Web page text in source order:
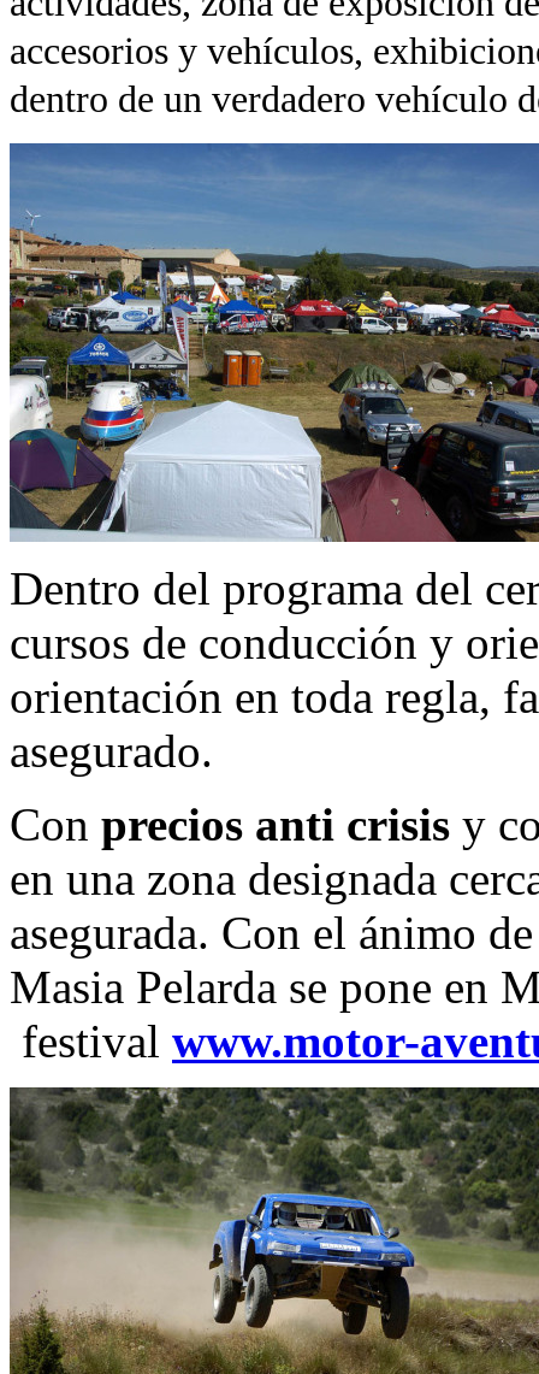
accesorios y vehículos,
dentro de un verdadero vehículo
Dentro del programa del
cursos de conducción y
orientación en toda regla,
asegurado.
Con precios anti crisis y
en una zona designada
asegurada. Con el ánimo
Masia Pelarda se pone en
festival www.motor-